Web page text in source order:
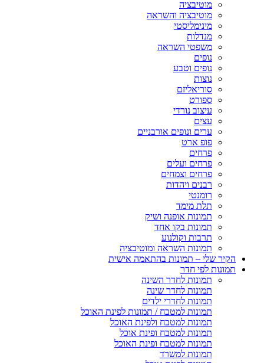
מוטיבציה
מוטיבציה והשראה
מינימליסטי
מנדלות
משפטי השראה
נופים
נופים וטבע
נוצות
סוריאליזם
ספורט
עיצוב נורדי
עצים
ערים ונופים אורבניים
פופ ארט
פרחים
פרחים ועלים
פרחים וצמחים
רבנים ויהדות
רומנטי
תלת מימד
תמונות אופנה ושיק
תמונות בקו אחד
תרבות וקולנוע
תמונות השראה ומוטיבציה
הקיר שלי – תמונות בהתאמה אישית
תמונות לפי חדר
תמונות לחדר השינה
תמונות לחדר שינה
תמונות לחדרי ילדים
תמונות למטבח / תמונות לפינת האוכל
תמונות למטבח ולפינת האוכל
תמונות למטבח ופינת אוכל
תמונות למטבח ופינת האוכל
תמונות למשרד